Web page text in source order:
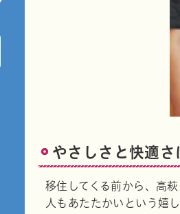
観光情報Facebook
やさしさと快適さ
移住してくる前から、高
人もあたたかいという嬉